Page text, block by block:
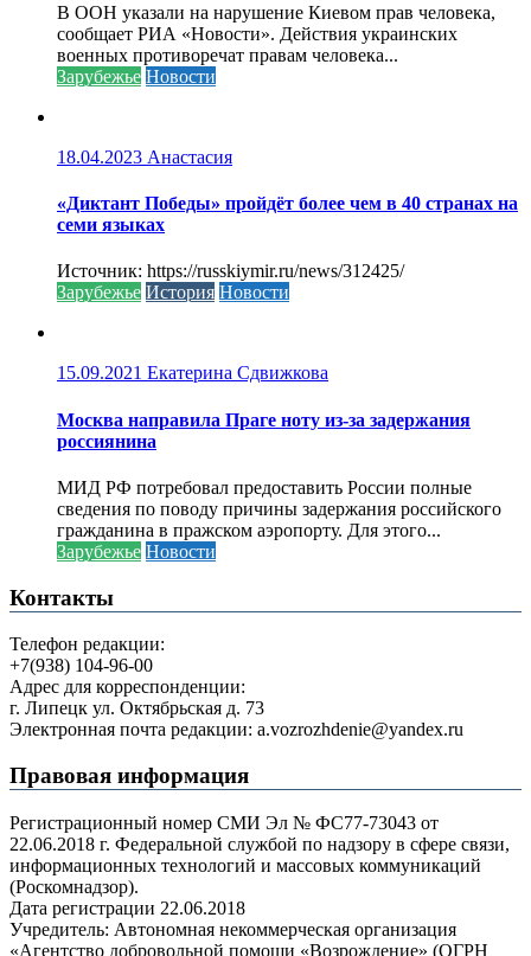
В ООН указали на нарушение Киевом прав человека,
сообщает РИА «Новости». Действия украинских
военных противоречат правам человека...
Зарубежье Новости
18.04.2023 Анастасия
«Диктант Победы» пройдёт более чем в 40 странах на
семи языках
Источник: https://russkiymir.ru/news/312425/
Зарубежье История Новости
15.09.2021 Екатерина Сдвижкова
Москва направила Праге ноту из-за задержания
россиянина
МИД РФ потребовал предоставить России полные
сведения по поводу причины задержания российского
гражданина в пражском аэропорту. Для этого...
Зарубежье Новости
Контакты
Телефон редакции:
+7(938) 104-96-00
Адрес для корреспонденции:
г. Липецк ул. Октябрьская д. 73
Электронная почта редакции: a.vozrozhdenie@yandex.ru
Правовая информация
Регистрационный номер СМИ Эл № ФС77-73043 от
22.06.2018 г. Федеральной службой по надзору в сфере связи,
информационных технологий и массовых коммуникаций
(Роскомнадзор).
Дата регистрации 22.06.2018
Учредитель: Автономная некоммерческая организация
«Агентство добровольной помощи «Возрождение» (ОГРН